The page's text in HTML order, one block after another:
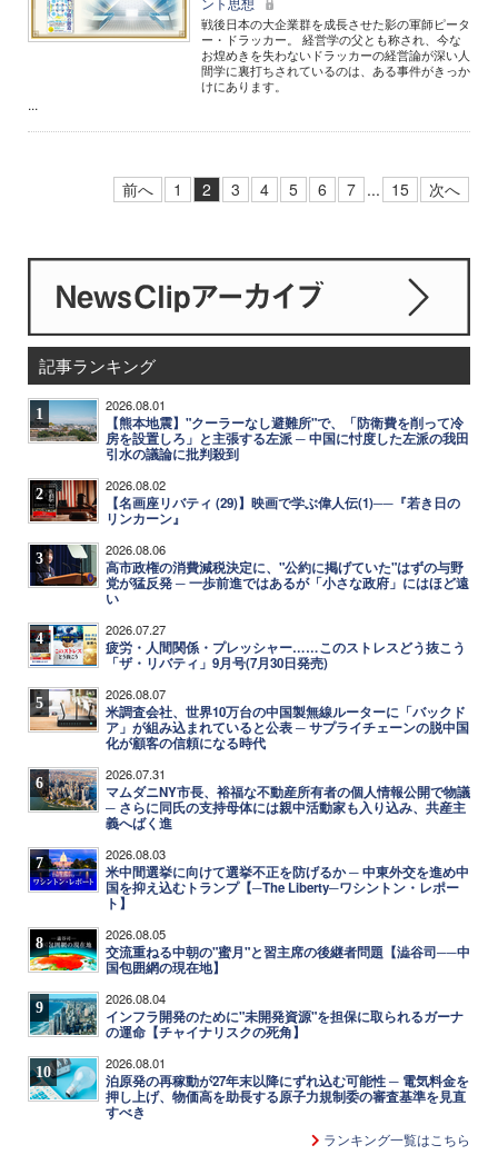
戦後日本の大企業群を成長させた影の軍師ピータ
ー・ドラッカー。 経営学の父とも称され、今な
お煌めきを失わないドラッカーの経営論が深い人
間学に裏打ちされているのは、ある事件がきっか
けにあります。
...
前へ 1 2 3 4 5 6 7 ... 15 次へ
記事ランキング
1 2026.08.01
【熊本地震】"クーラーなし避難所"で、「防衛費を削って冷
房を設置しろ」と主張する左派 ─ 中国に忖度した左派の我田
引水の議論に批判殺到
2 2026.08.02
【名画座リバティ (29)】映画で学ぶ偉人伝(1)──『若き日の
リンカーン』
3 2026.08.06
高市政権の消費減税決定に、"公約に掲げていた"はずの与野
党が猛反発 ─ 一歩前進ではあるが「小さな政府」にはほど遠
い
4 2026.07.27
疲労・人間関係・プレッシャー……このストレスどう抜こう
「ザ・リバティ」9月号(7月30日発売)
5 2026.08.07
米調査会社、世界10万台の中国製無線ルーターに「バックド
ア」が組み込まれていると公表 ─ サプライチェーンの脱中国
化が顧客の信頼になる時代
6 2026.07.31
マムダニNY市長、裕福な不動産所有者の個人情報公開で物議
─ さらに同氏の支持母体には親中活動家も入り込み、共産主
義へばく進
7 2026.08.03
米中間選挙に向けて選挙不正を防げるか ─ 中東外交を進め中
国を抑え込むトランプ【─The Liberty─ワシントン・レポー
ト】
8 2026.08.05
交流重ねる中朝の"蜜月"と習主席の後継者問題【澁谷司──中
国包囲網の現在地】
9 2026.08.04
インフラ開発のために"未開発資源"を担保に取られるガーナ
の運命【チャイナリスクの死角】
10 2026.08.01
泊原発の再稼動が27年末以降にずれ込む可能性 ─ 電気料金を
押し上げ、物価高を助長する原子力規制委の審査基準を見直
すべき
ランキング一覧はこちら